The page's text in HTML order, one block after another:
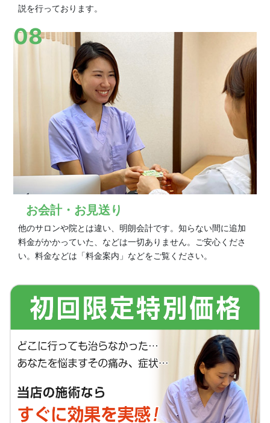
説を行っております。
08
お会計・お見送り
他のサロンや院とは違い、明朗会計です。知らない間に追加
料金がかかっていた、などは一切ありません。ご安心くださ
い。料金などは「料金案内」などをご覧ください。